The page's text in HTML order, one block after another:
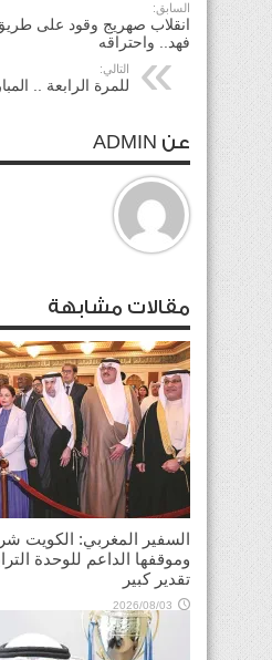
السابق:
انقلاب صهريج وقود على
فهد.. واحتراقه
التالي:
للمرة الرابعة ..
عن ADMIN
مقالات مشابهة
السفير المغربي: الكويت
وموقفها الداعم للوحدة
تقدير كبير
2026/08/03